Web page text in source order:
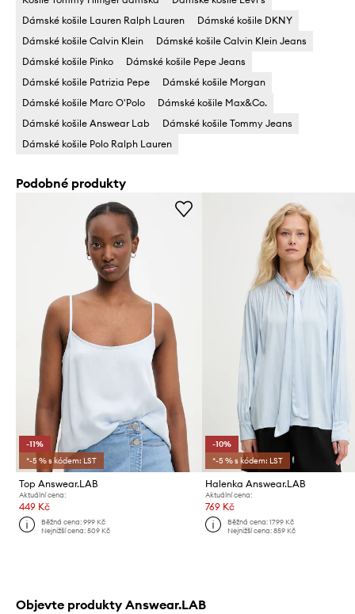
Dámské košile Lauren Ralph Lauren
Dámské košile DKNY
Dámské košile Calvin Klein
Dámské košile Calvin Klein Jeans
Dámské košile Pinko
Dámské košile Pepe Jeans
Dámské košile Patrizia Pepe
Dámské košile Morgan
Dámské košile Marc O'Polo
Dámské košile Max&Co.
Dámské košile Answear Lab
Dámské košile Tommy Jeans
Dámské košile Polo Ralph Lauren
Podobné produkty
-11%
*-5 % s kódem: LST
Top Answear.LAB
Aktuální cena:
449 Kč
Běžná cena:999 Kč
Nejnižší cena:509 Kč
-10%
*-5 % s kódem: LST
Halenka Answear.LAB
Aktuální cena:
769 Kč
Běžná cena: 1799 Kč
Nejnižší cena: 859 Kč
Objevte produkty Answear.LAB